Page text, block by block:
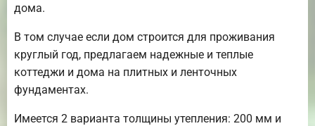
дома.
В том случае если дом строится для проживания
круглый год, предлагаем надежные и теплые
коттеджи и дома на плитных и ленточных
фундаментах.
Имеется 2 варианта толщины утепления: 200 мм и